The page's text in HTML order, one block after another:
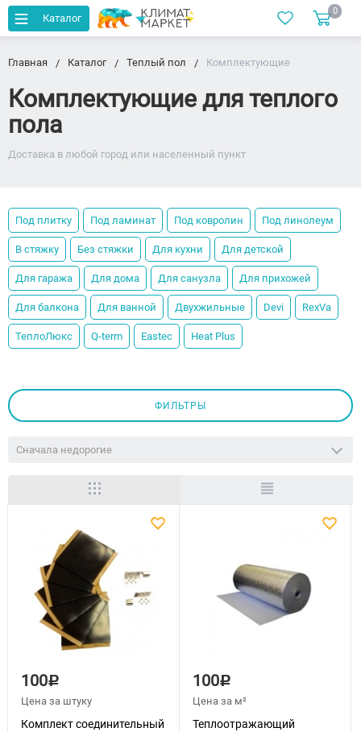
Каталог
0
Главная Каталог Теплый пол Комплектующие
Комплектующие для теплого
пола
Доставка в любой город или населенный пункт
Под плитку Под ламинат Под ковролин Под линолеум
В стяжку Без стяжки Для кухни Для детской
Для гаража Для дома Для санузла Для прихожей
Для балкона Для ванной Двухжильные Devi RexVa
ТеплоЛюкс Q-term Eastec Heat Plus
ФИЛЬТРЫ
Сначала недорогие
100Р
Цена за штуку
Комплект соединительный
100Р
Цена за м²
Теплоотражающий